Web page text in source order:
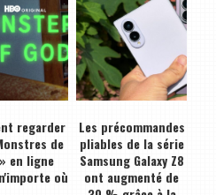
regarder
de
en ligne
où
Les précommandes
pliables de la série
Samsung Galaxy Z8
ont augmenté de